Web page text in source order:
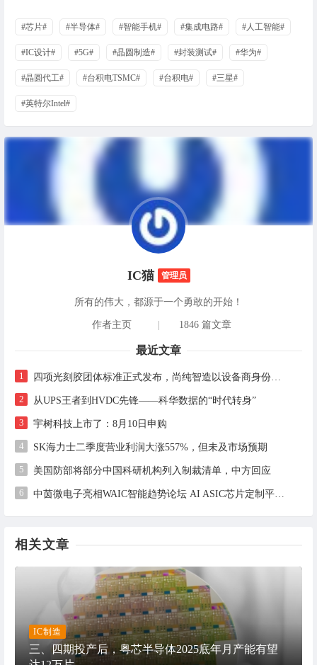
#芯片# #半导体# #智能手机# #集成电路# #人工智能#
#IC设计# #5G# #晶圆制造# #封装测试# #华为#
#晶圆代工# #台积电TSMC# #台积电# #三星#
#英特尔Intel#
IC猫 管理员
所有的伟大，都源于一个勇敢的开始！
作者主页 1846 篇文章
最近文章
1 四项光刻胶团体标准正式发布，尚纯智造以设备商身份跻身标准起草席
2 从UPS王者到HVDC先锋——科华数据的“时代转身”
3 宇树科技上市了：8月10日申购
4 SK海力士二季度营业利润大涨557%，但未及市场预期
5 美国防部将部分中国科研机构列入制裁清单，中方回应
6 中茵微电子亮相WAIC智能趋势论坛 AI ASIC芯片定制平台赋能工业AI落地
相关文章
IC制造
三、四期投产后，粤芯半导体2025底年月产能有望